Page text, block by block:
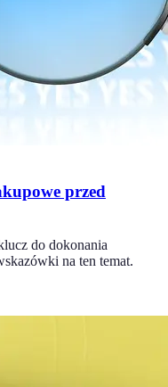
przed
do dokonania
na ten temat.